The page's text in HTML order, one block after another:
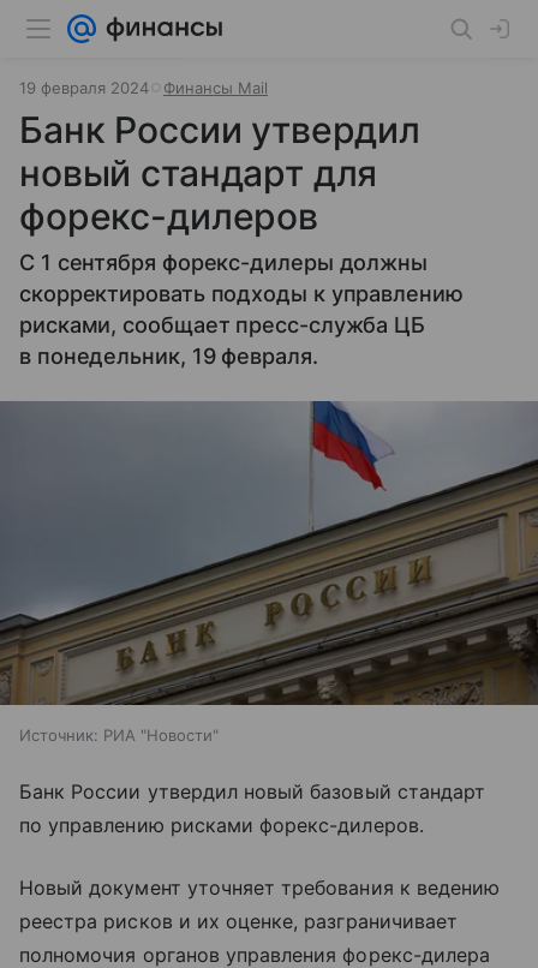
19 февраля 2024 Финансы Mail
Банк России утвердил
новый стандарт для
форекс-дилеров
С 1 сентября форекс-дилеры должны
скорректировать подходы к управлению
рисками, сообщает пресс-служба ЦБ
в понедельник, 19 февраля.
Источник: РИА "Новости"
Банк России утвердил новый базовый стандарт
по управлению рисками форекс-дилеров.
Новый документ уточняет требования к ведению
реестра рисков и их оценке, разграничивает
полномочия органов управления форекс-дилера